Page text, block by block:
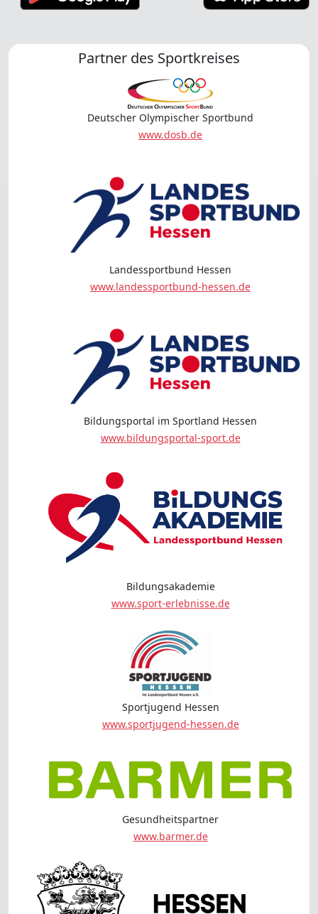
Partner des Sportkreises
Deutscher Olympischer Sportbund
www.dosb.de
Landessportbund Hessen
www.landessportbund-hessen.de
Bildungsportal im Sportland Hessen
www.bildungsportal-sport.de
Bildungsakademie
www.sport-erlebnisse.de
Sportjugend Hessen
www.sportjugend-hessen.de
Gesundheitspartner
www.barmer.de